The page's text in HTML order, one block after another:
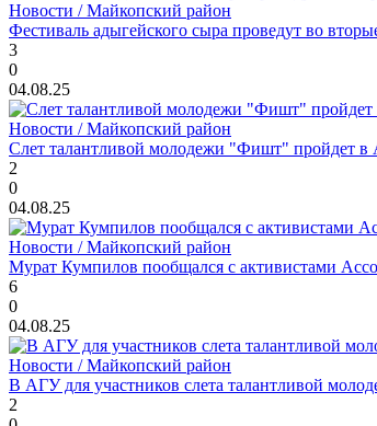
Новости / Майкопский район
Фестиваль адыгейского сыра проведут во
3
0
04.08.25
Новости / Майкопский район
Слет талантливой молодежи "Фишт" пройдет в
2
0
04.08.25
Новости / Майкопский район
Мурат Кумпилов пообщался с активистами
6
0
04.08.25
Новости / Майкопский район
В АГУ для участников слета талантливой
2